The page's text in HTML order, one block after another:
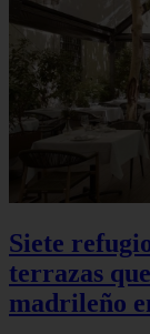
Siete
terrazas
madrileño